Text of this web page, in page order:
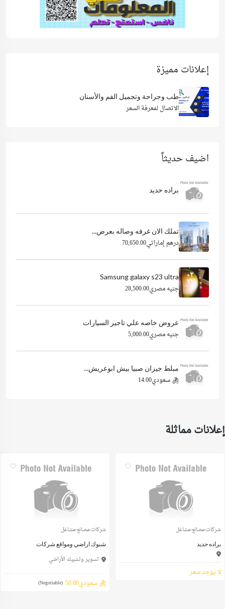
إعلانات مميزة
طب وجراحة وتجميل الفم والأسنان
الاتصال لمعرفة السعر
اضيف حديثاً
براده حديد
تملك الان غرفه وصاله بعرض...
درهم إماراتي70,650.00
Samsung galaxy s23 ultra
جنيه مصري28,500.00
عروض خاصه علي تاجير السيارات
جنيه مصري5,000.00
مبلط جيزان صبيا بيش ابوعريش...
ريال سعودي14.00
إعلانات مماثلة
شركات-مصانع-مشاغل
براده حديد
لا يوجد سعر
شركات-مصانع-مشاغل
شبوك اراضي ومواقع شركات
تسوير وتشبيك الأراضي
ريال سعودي50.00 (Negotiable)